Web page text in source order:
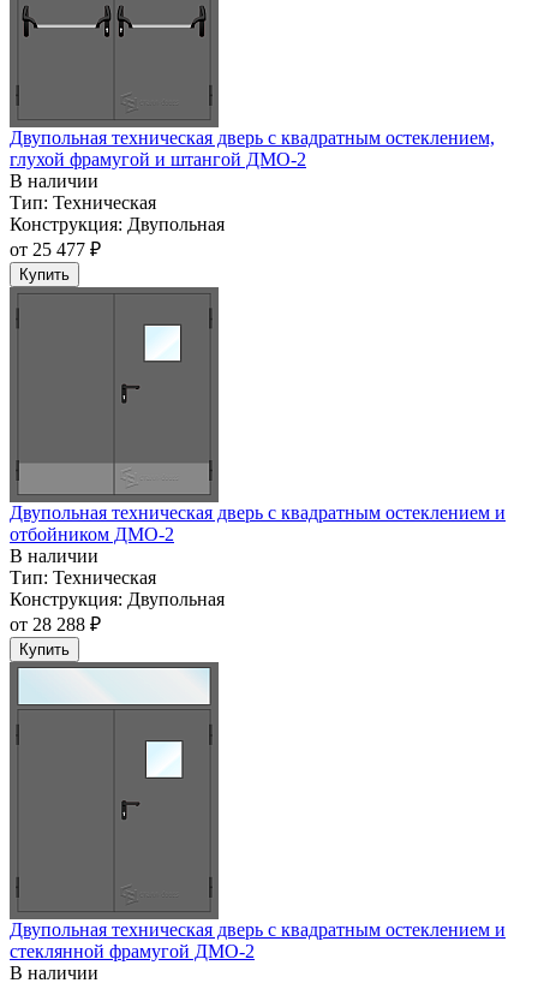
Двупольная техническая дверь c квадратным остеклением,
глухой фрамугой и штангой ДМО-2
В наличии
Тип: Техническая
Конструкция: Двупольная
от 25 477 ₽
Купить
Двупольная техническая дверь c квадратным остеклением и
отбойником ДМО-2
В наличии
Тип: Техническая
Конструкция: Двупольная
от 28 288 ₽
Купить
Двупольная техническая дверь c квадратным остеклением и
стеклянной фрамугой ДМО-2
В наличии